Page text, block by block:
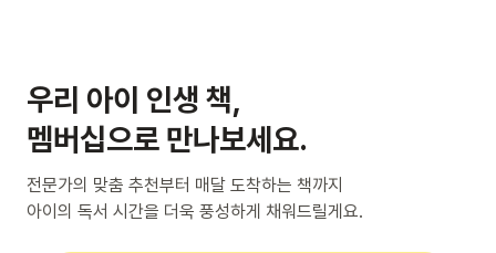
우리 아이 인생 책,
멤버십으로 만나보세요.
전문가의 맞춤 추천부터 매달 도착하는 책까지
아이의 독서 시간을 더욱 풍성하게 채워드릴게요.